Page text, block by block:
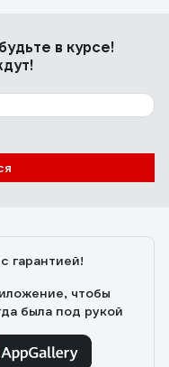
в курсе!
гарантией!
чтобы
была под рукой